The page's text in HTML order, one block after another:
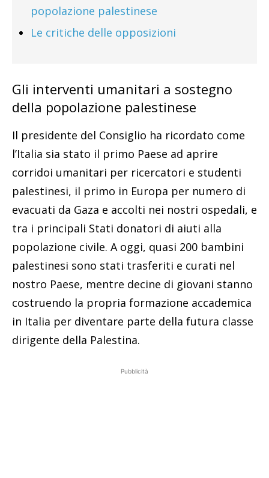
popolazione palestinese
Le critiche delle opposizioni
Gli interventi umanitari a sostegno
della popolazione palestinese
Il presidente del Consiglio ha ricordato come
l’Italia sia stato il primo Paese ad aprire
corridoi umanitari per ricercatori e studenti
palestinesi, il primo in Europa per numero di
evacuati da Gaza e accolti nei nostri ospedali, e
tra i principali Stati donatori di aiuti alla
popolazione civile. A oggi, quasi 200 bambini
palestinesi sono stati trasferiti e curati nel
nostro Paese, mentre decine di giovani stanno
costruendo la propria formazione accademica
in Italia per diventare parte della futura classe
dirigente della Palestina.
Pubblicità